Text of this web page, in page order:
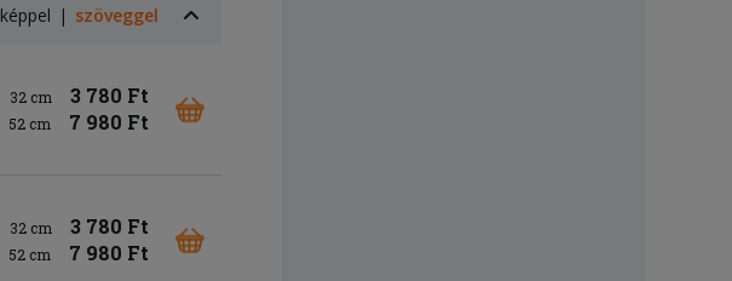
képpel szöveggel
32 cm 3 780 Ft
52 cm 7 980 Ft
32 cm 3 780 Ft
52 cm 7 980 Ft